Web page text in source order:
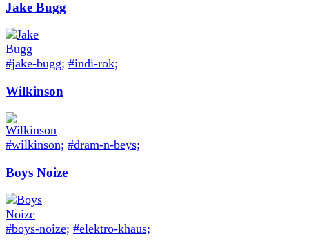
Jake Bugg
#jake-bugg; #indi-rok;
Wilkinson
#wilkinson; #dram-n-beys;
Boys Noize
#boys-noize; #elektro-khaus;